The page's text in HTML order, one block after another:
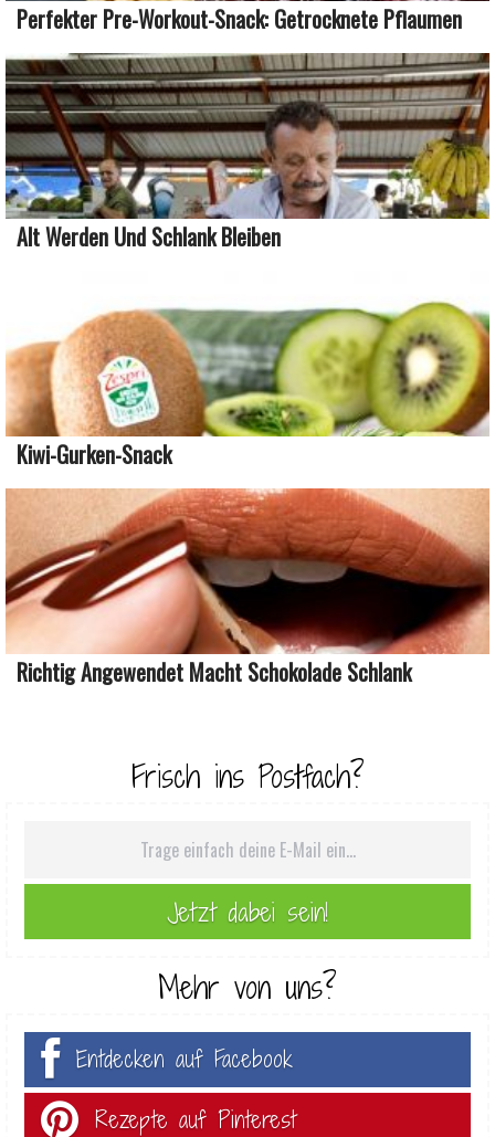
Perfekter Pre-Workout-Snack: Getrocknete Pflaumen
Alt Werden Und Schlank Bleiben
Kiwi-Gurken-Snack
Richtig Angewendet Macht Schokolade Schlank
Frisch ins Postfach?
Mehr von uns?
Entdecken auf Facebook
Rezepte auf Pinterest